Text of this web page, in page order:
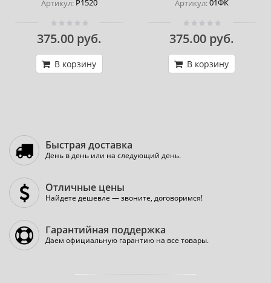
Артикул: Р1520
375.00 руб.
В корзину
Артикул:01ФК
375.00 руб.
В корзину
Быстрая доставка
День в день или на следующий день.
Отличные цены
Найдете дешевле — звоните, договоримся!
Гарантийная поддержка
Даем официальную гарантию на все товары.